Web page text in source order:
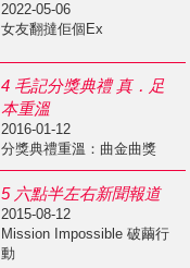
2022-05-06
女友翻撻佢個Ex
4 毛記分獎典禮 真．足
本重溫
2016-01-12
分獎典禮重溫：曲金曲獎
5 六點半左右新聞報道
2015-08-12
Mission Impossible 破繭行
動